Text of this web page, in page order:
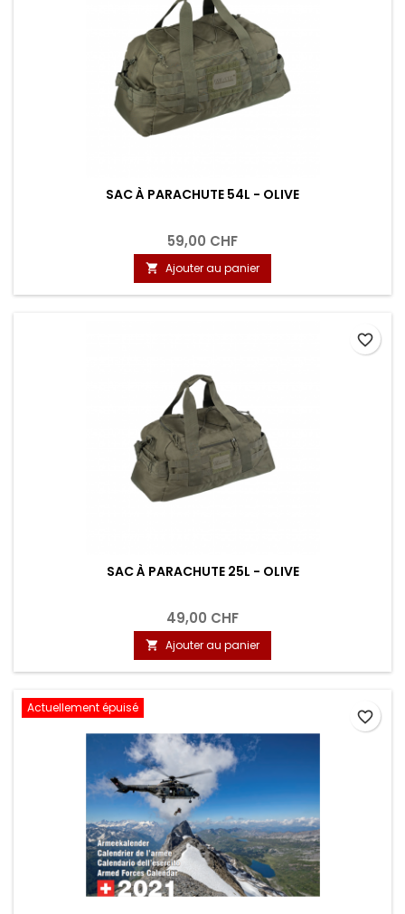
SAC À PARACHUTE 54L - OLIVE
59,00 CHF
 Ajouter au panier
SAC À PARACHUTE 25L - OLIVE
49,00 CHF
 Ajouter au panier
favorite_border
Actuellement épuisé
favorite_border